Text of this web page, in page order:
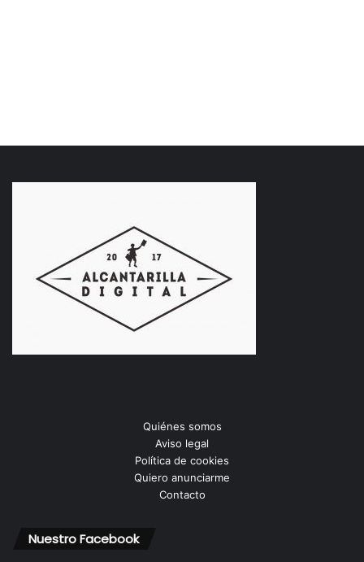
Quiénes somos
Aviso legal
Política de cookies
Quiero anunciarme
Contacto
Nuestro Facebook